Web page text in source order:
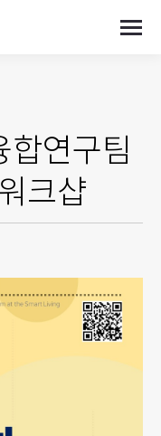
연구팀
크샵